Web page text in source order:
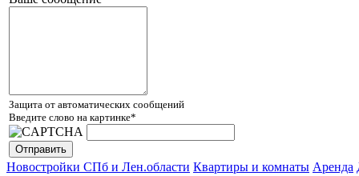
Защита от автоматических сообщений
Введите слово на картинке*
Новостройки СПб и Лен.области Квартиры и комнаты Аренда